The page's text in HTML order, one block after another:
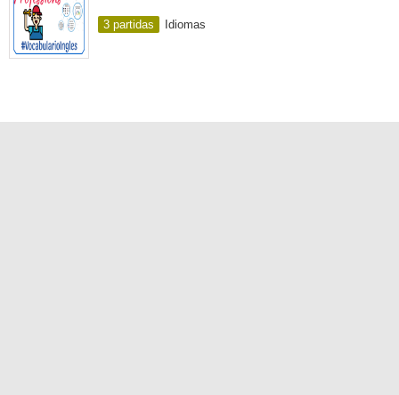
3 partidas Idiomas